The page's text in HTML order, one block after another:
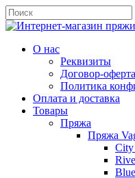
О нас
Реквизиты
Договор-оферта
Политика
Оплата и доставка
Товары
Пряжа
Пряжа
City